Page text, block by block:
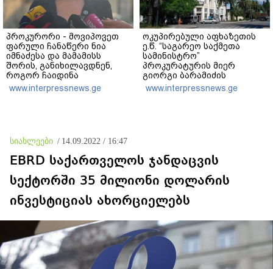
პროკურორი - მოვიპოვეთ
ფარული ჩანაწერი ნია
იმნაძესა და მამამისს
შორის, განიხილავდნენ,
როგორ ჩაიდინა
გაბაშვილმა დანაშაული -
ნიას მამა ამბობს, რომ
ეპოქაში სხვანაირად ხდება
www.interpressnews.ge
ოკუპირებული აფხაზეთის
ე.წ. “საგარეო საქმეთა
სამინისტრო”
პროკურატურის მიერ
გიორგი ბარამიძის
განცხადებასთან
დაკავშირებით გამოძიების
www.interpressnews.ge
სიახლეები / 14.09.2022 / 16:47
EBRD საქართველოს ჯანდაცვის
სექტორში 35 მილიონი დოლარის
ინვესტიციას ახორციელებს